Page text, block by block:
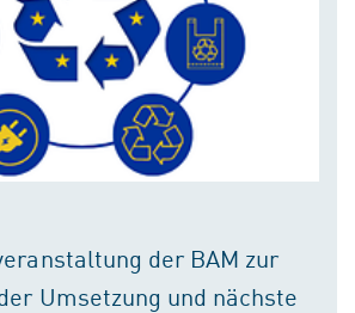
der BAM zur
Umsetzung und nächste